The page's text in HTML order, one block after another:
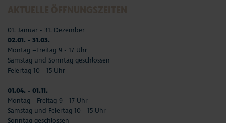
01. Januar - 31. Dezember
02.01. - 31.03.
Montag –Freitag 9 - 17 Uhr
Samstag und Sonntag geschlossen
Feiertag 10 - 15 Uhr
01.04. - 01.11.
Montag - Freitag 9 - 17 Uhr
Samstag und Feiertag 10 - 15 Uhr
Sonntag geschlossen